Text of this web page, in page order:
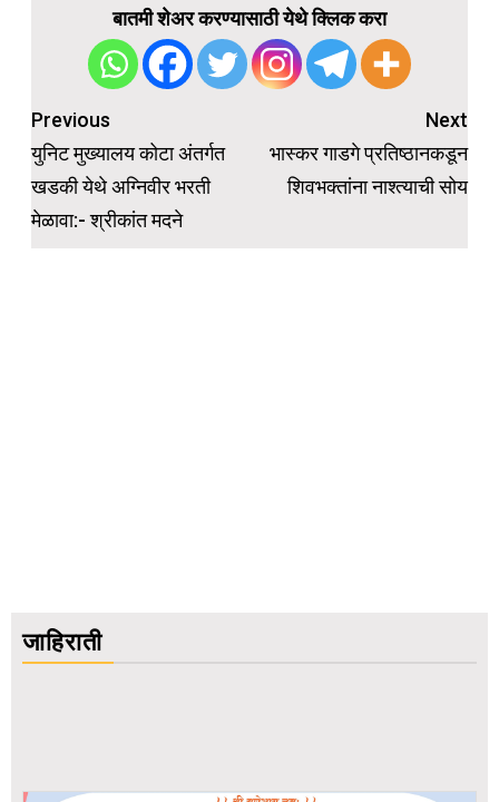
बातमी शेअर करण्यासाठी येथे क्लिक करा
Post
navigation
Previous
युनिट मुख्यालय कोटा अंतर्गत
खडकी येथे अग्निवीर भरती
मेळावा:- श्रीकांत मदने
Next
भास्कर गाडगे प्रतिष्ठानकडून
शिवभक्तांना नाश्त्याची सोय
जाहिराती